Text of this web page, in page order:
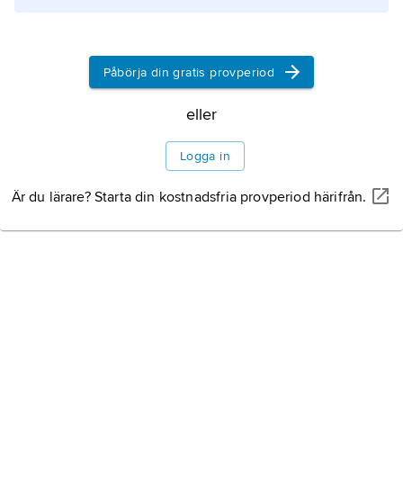
Information om artikeln
Påbörja din gratis provperiod
eller
Logga in
Är du lärare? Starta din kostnadsfria provperiod härifrån.